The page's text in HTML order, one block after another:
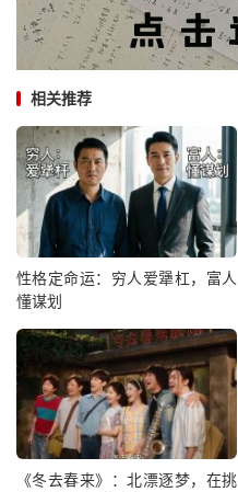
相关推荐
性格定命运：穷人爱犟杠，富人
懂谋划
《冬去春来》：北漂逐梦，在挑